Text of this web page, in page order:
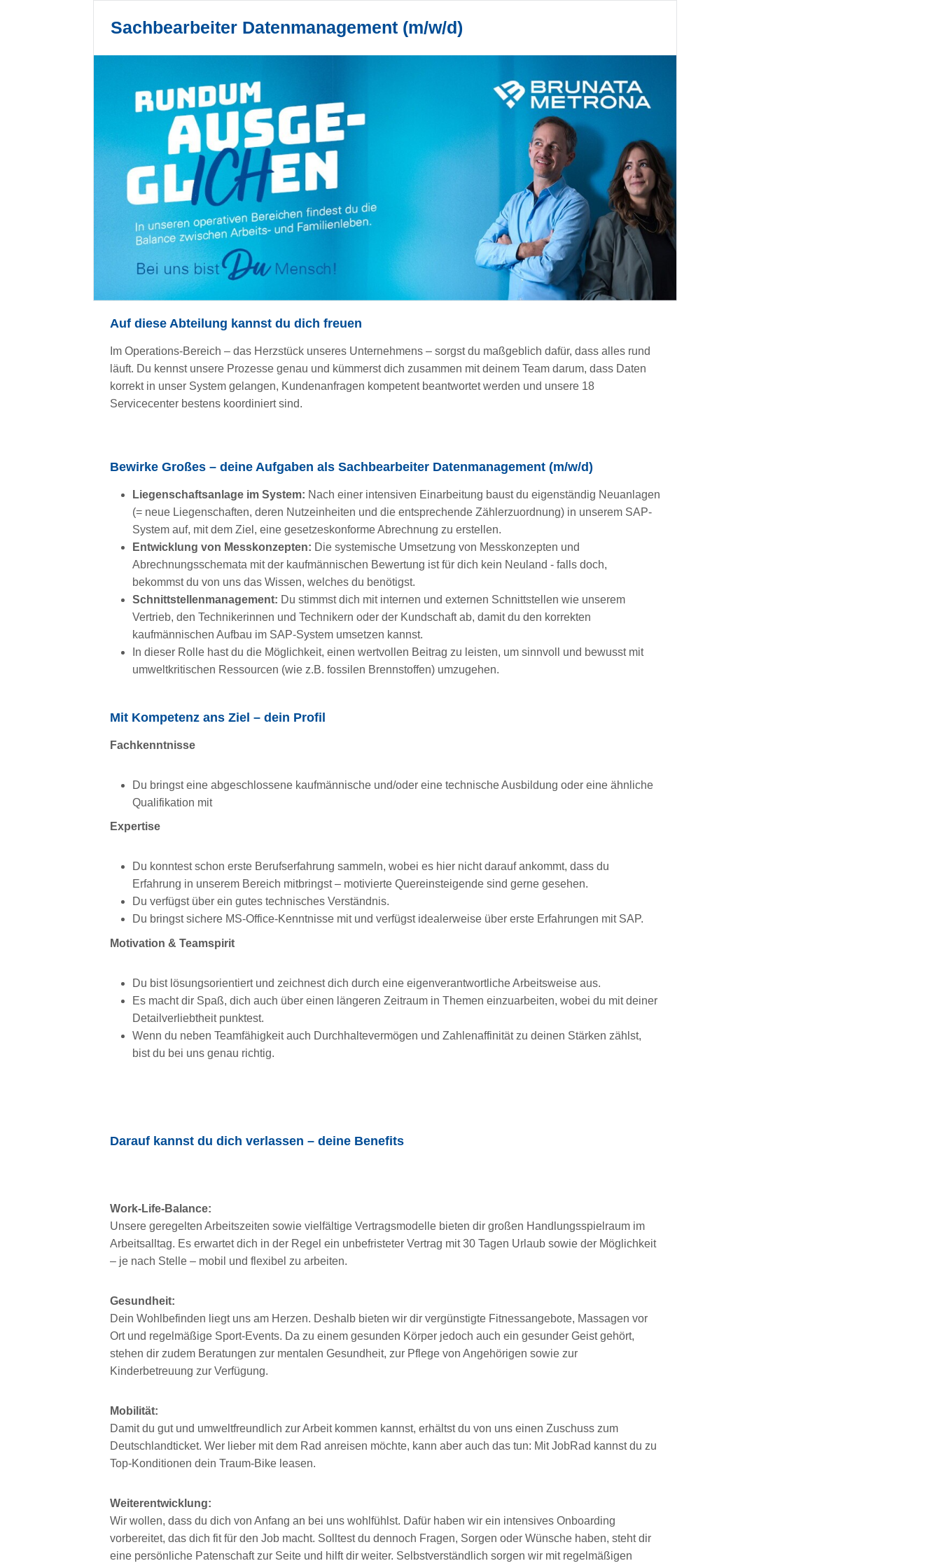
Sachbearbeiter Datenmanagement (m/w/d)
Auf diese Abteilung kannst du dich freuen
Im Operations-Bereich – das Herzstück unseres Unternehmens – sorgst du maßgeblich dafür, dass alles rund
läuft. Du kennst unsere Prozesse genau und kümmerst dich zusammen mit deinem Team darum, dass Daten
korrekt in unser System gelangen, Kundenanfragen kompetent beantwortet werden und unsere 18
Servicecenter bestens koordiniert sind.
Bewirke Großes – deine Aufgaben als Sachbearbeiter Datenmanagement (m/w/d)
Liegenschaftsanlage im System: Nach einer intensiven Einarbeitung baust du eigenständig Neuanlagen
(= neue Liegenschaften, deren Nutzeinheiten und die entsprechende Zählerzuordnung) in unserem SAP-
System auf, mit dem Ziel, eine gesetzeskonforme Abrechnung zu erstellen.
Entwicklung von Messkonzepten: Die systemische Umsetzung von Messkonzepten und
Abrechnungsschemata mit der kaufmännischen Bewertung ist für dich kein Neuland - falls doch,
bekommst du von uns das Wissen, welches du benötigst.
Schnittstellenmanagement: Du stimmst dich mit internen und externen Schnittstellen wie unserem
Vertrieb, den Technikerinnen und Technikern oder der Kundschaft ab, damit du den korrekten
kaufmännischen Aufbau im SAP-System umsetzen kannst.
In dieser Rolle hast du die Möglichkeit, einen wertvollen Beitrag zu leisten, um sinnvoll und bewusst mit
umweltkritischen Ressourcen (wie z.B. fossilen Brennstoffen) umzugehen.
Mit Kompetenz ans Ziel – dein Profil
Fachkenntnisse
Du bringst eine abgeschlossene kaufmännische und/oder eine technische Ausbildung oder eine ähnliche
Qualifikation mit
Expertise
Du konntest schon erste Berufserfahrung sammeln, wobei es hier nicht darauf ankommt, dass du
Erfahrung in unserem Bereich mitbringst – motivierte Quereinsteigende sind gerne gesehen.
Du verfügst über ein gutes technisches Verständnis.
Du bringst sichere MS-Office-Kenntnisse mit und verfügst idealerweise über erste Erfahrungen mit SAP.
Motivation & Teamspirit
Du bist lösungsorientiert und zeichnest dich durch eine eigenverantwortliche Arbeitsweise aus.
Es macht dir Spaß, dich auch über einen längeren Zeitraum in Themen einzuarbeiten, wobei du mit deiner
Detailverliebtheit punktest.
Wenn du neben Teamfähigkeit auch Durchhaltevermögen und Zahlenaffinität zu deinen Stärken zählst,
bist du bei uns genau richtig.
Darauf kannst du dich verlassen – deine Benefits
Work-Life-Balance:
Unsere geregelten Arbeitszeiten sowie vielfältige Vertragsmodelle bieten dir großen Handlungsspielraum im
Arbeitsalltag. Es erwartet dich in der Regel ein unbefristeter Vertrag mit 30 Tagen Urlaub sowie der Möglichkeit
– je nach Stelle – mobil und flexibel zu arbeiten.
Gesundheit:
Dein Wohlbefinden liegt uns am Herzen. Deshalb bieten wir dir vergünstigte Fitnessangebote, Massagen vor
Ort und regelmäßige Sport-Events. Da zu einem gesunden Körper jedoch auch ein gesunder Geist gehört,
stehen dir zudem Beratungen zur mentalen Gesundheit, zur Pflege von Angehörigen sowie zur
Kinderbetreuung zur Verfügung.
Mobilität:
Damit du gut und umweltfreundlich zur Arbeit kommen kannst, erhältst du von uns einen Zuschuss zum
Deutschlandticket. Wer lieber mit dem Rad anreisen möchte, kann aber auch das tun: Mit JobRad kannst du zu
Top-Konditionen dein Traum-Bike leasen.
Weiterentwicklung:
Wir wollen, dass du dich von Anfang an bei uns wohlfühlst. Dafür haben wir ein intensives Onboarding
vorbereitet, das dich fit für den Job macht. Solltest du dennoch Fragen, Sorgen oder Wünsche haben, steht dir
eine persönliche Patenschaft zur Seite und hilft dir weiter. Selbstverständlich sorgen wir mit regelmäßigen